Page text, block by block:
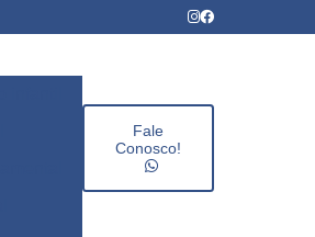
Fale
Conosco!